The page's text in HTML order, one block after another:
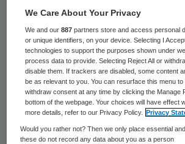
ziekenhuis in Aken zijn tot
gevangenisstraffen
vernederende foto’s, video’s
maakten van en met
Twee anderen kregen boetes.
werkten op de noodopname
aldus Duitse media.
We Care About Your Privacy
We and our887 partners store and access personal
or unique identifiers, on your device. Selecting I
technologies to support the purposes shown under
process data to provide. Selecting Reject All or
disable them. If trackers are disabled, some content
be as relevant to you. You can resurface this menu
withdraw consent at any time by clicking the Manage
bottom of the webpage. Your choices will have effect
more details, refer to our Privacy Policy.
Privacy
Would you rather not? Then we only place essential
these do not record any data about you as a person